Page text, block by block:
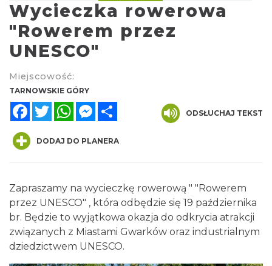
Chorzów
15.25 km
O zbożach, chlebie i ziołach
Chorzów
2026-08-23
15.25 km
Wycieczka rowerowa
"Rowerem przez
UNESCO"
Miejscowość:
TARNOWSKIE GÓRY
FacebookTwitterWhatsAppMessenger
ODSŁUCHAJ TEKST
DODAJ DO PLANERA
Zapraszamy na wycieczkę rowerową " "Rowerem
przez UNESCO" , która odbędzie się 19 października
br. Będzie to wyjątkowa okazja do odkrycia atrakcji
związanych z Miastami Gwarków oraz industrialnym
dziedzictwem UNESCO.